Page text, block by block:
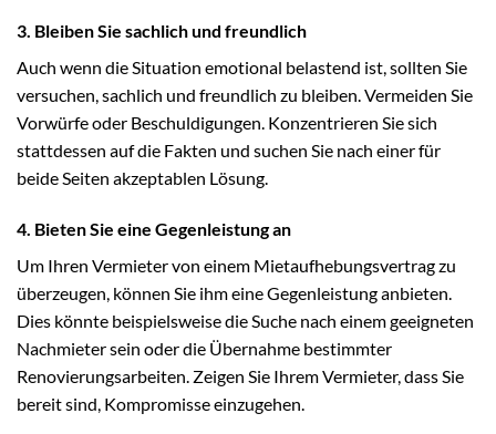
3. Bleiben Sie sachlich und freundlich
Auch wenn die Situation emotional belastend ist, sollten Sie
versuchen, sachlich und freundlich zu bleiben. Vermeiden Sie
Vorwürfe oder Beschuldigungen. Konzentrieren Sie sich
stattdessen auf die Fakten und suchen Sie nach einer für
beide Seiten akzeptablen Lösung.
4. Bieten Sie eine Gegenleistung an
Um Ihren Vermieter von einem Mietaufhebungsvertrag zu
überzeugen, können Sie ihm eine Gegenleistung anbieten.
Dies könnte beispielsweise die Suche nach einem geeigneten
Nachmieter sein oder die Übernahme bestimmter
Renovierungsarbeiten. Zeigen Sie Ihrem Vermieter, dass Sie
bereit sind, Kompromisse einzugehen.